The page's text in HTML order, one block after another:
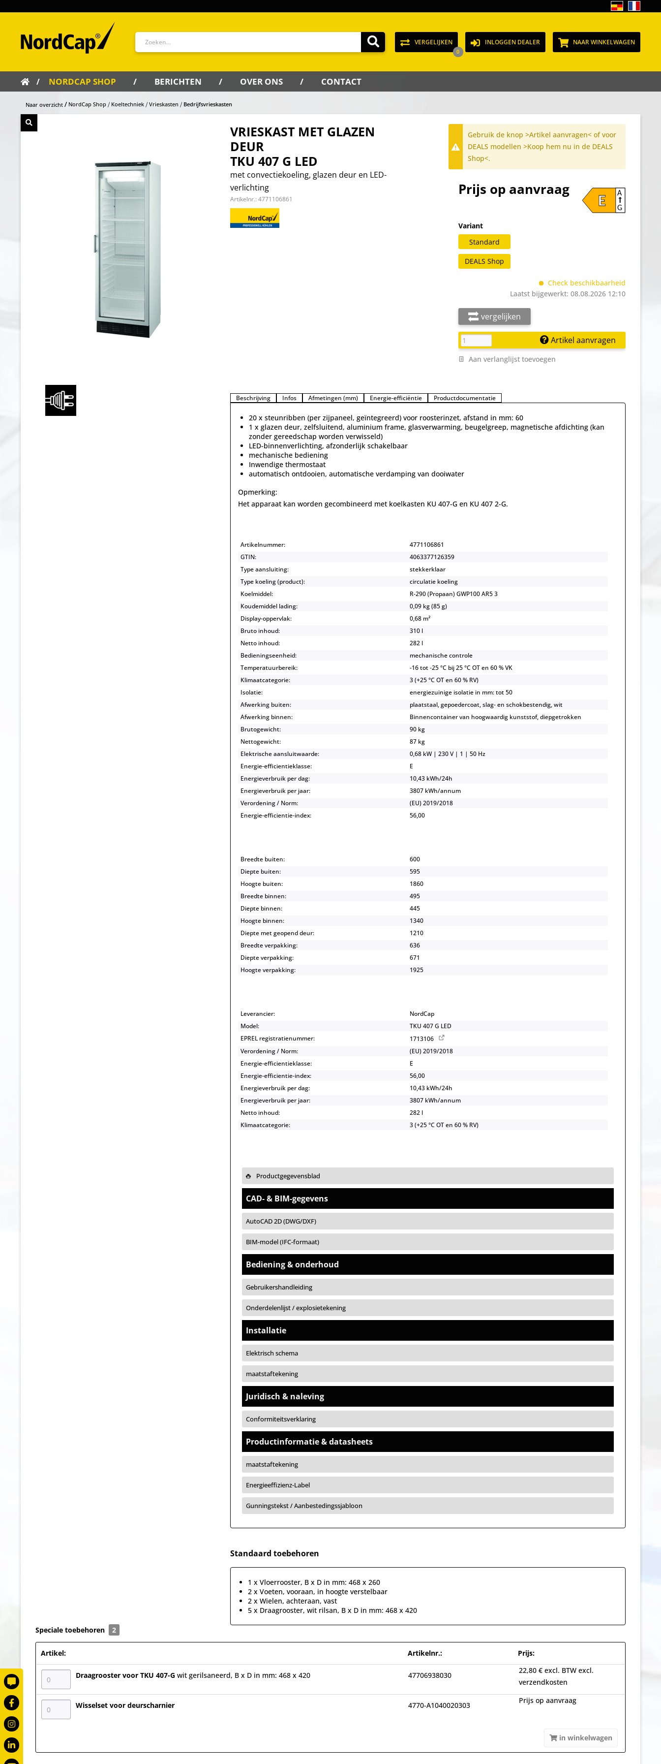
VERGELIJKEN
0
INLOGGEN DEALER NAAR WINKELWAGEN
NORDCAP SHOP BERICHTEN OVER ONS CONTACT
Naar overzicht NordCap Shop Koeltechniek Vrieskasten Bedrijfsvrieskasten
VRIESKAST MET GLAZEN
DEUR
TKU 407 G LED
met convectiekoeling, glazen deur en LED-
verlichting
Artikelnr.: 4771106861
Gebruik de knop >Artikel aanvragen< of voor
DEALS modellen >Koop hem nu in de DEALS
Shop<.
Prijs op aanvraag
A
G
E
Variant
Standard
DEALS Shop
Check beschikbaarheid
Laatst bijgewerkt: 08.08.2026 12:10
vergelijken
Artikel aanvragen
Aan verlanglijst toevoegen
Beschrijving Infos Afmetingen (mm) Energie-efficiëntie Productdocumentatie
20 x steunribben (per zijpaneel, geïntegreerd) voor roosterinzet, afstand in mm: 60
1 x glazen deur, zelfsluitend, aluminium frame, glasverwarming, beugelgreep, magnetische afdichting (kan
zonder gereedschap worden verwisseld)
LED-binnenverlichting, afzonderlijk schakelbaar
mechanische bediening
Inwendige thermostaat
automatisch ontdooien, automatische verdamping van dooiwater
Opmerking:
Het apparaat kan worden gecombineerd met koelkasten KU 407-G en KU 407 2-G.
Artikelnummer:
4771106861
GTIN:
4063377126359
Type aansluiting:
stekkerklaar
Type koeling (product):
circulatie koeling
Koelmiddel:
R-290 (Propaan) GWP100 AR5 3
Koudemiddel lading:
0,09 kg (85 g)
Display-oppervlak:
0,68 m²
Bruto inhoud:
310 l
Netto inhoud:
282 l
Bedieningseenheid:
mechanische controle
Temperatuurbereik:
-16 tot -25 °C bij 25 °C OT en 60 % VK
Klimaatcategorie:
3 (+25 °C OT en 60 % RV)
Isolatie:
energiezuinige isolatie in mm: tot 50
Afwerking buiten:
plaatstaal, gepoedercoat, slag- en schokbestendig, wit
Afwerking binnen:
Binnencontainer van hoogwaardig kunststof, diepgetrokken
Brutogewicht:
90 kg
Nettogewicht:
87 kg
Elektrische aansluitwaarde:
0,68 kW | 230 V | 1 | 50 Hz
Energie-efficientieklasse:
E
Energieverbruik per dag:
10,43 kWh/24h
Energieverbruik per jaar:
3807 kWh/annum
Verordening / Norm:
(EU) 2019/2018
Energie-efficientie-index:
56,00
Breedte buiten:
600
Diepte buiten:
595
Hoogte buiten:
1860
Breedte binnen:
495
Diepte binnen:
445
Hoogte binnen:
1340
Diepte met geopend deur:
1210
Breedte verpakking:
636
Diepte verpakking:
671
Hoogte verpakking:
1925
Leverancier:
NordCap
Model:
TKU 407 G LED
EPREL registratienummer:
1713106
Verordening / Norm:
(EU) 2019/2018
Energie-efficientieklasse:
E
Energie-efficientie-index:
56,00
Energieverbruik per dag:
10,43 kWh/24h
Energieverbruik per jaar:
3807 kWh/annum
Netto inhoud:
282 l
Klimaatcategorie:
3 (+25 °C OT en 60 % RV)
Productgegevensblad
CAD- & BIM-gegevens
AutoCAD 2D (DWG/DXF)
BIM-model (IFC-formaat)
Bediening & onderhoud
Gebruikershandleiding
Onderdelenlijst / explosietekening
Installatie
Elektrisch schema
maatstaftekening
Juridisch & naleving
Conformiteitsverklaring
Productinformatie & datasheets
maatstaftekening
Energieeffizienz-Label
Gunningstekst / Aanbestedingssjabloon
Standaard toebehoren
1 x Vloerrooster, B x D in mm: 468 x 260
2 x Voeten, vooraan, in hoogte verstelbaar
2 x Wielen, achteraan, vast
5 x Draagrooster, wit rilsan, B x D in mm: 468 x 420
Speciale toebehoren 2
Artikel: Artikelnr.: Prijs:
Draagrooster voor TKU 407-G wit gerilsaneerd, B x D in mm: 468 x 420 47706938030
22,80 € excl. BTW excl.
verzendkosten
Wisselset voor deurscharnier 4770-A1040020303
Prijs op aanvraag
in winkelwagen